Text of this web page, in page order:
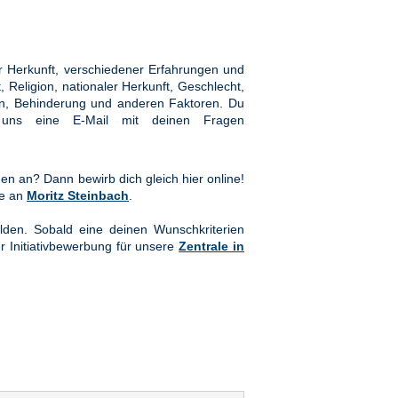
verschiedener Erfahrungen und
nationaler Herkunft, Geschlecht,
Behinderung und anderen Faktoren. Du
eine E-Mail mit deinen Fragen
an? Dann bewirb dich gleich hier online!
an Moritz Steinbach
Sobald eine deinen Wunschkriterien
Initiativbewerbung für unsereZentrale in